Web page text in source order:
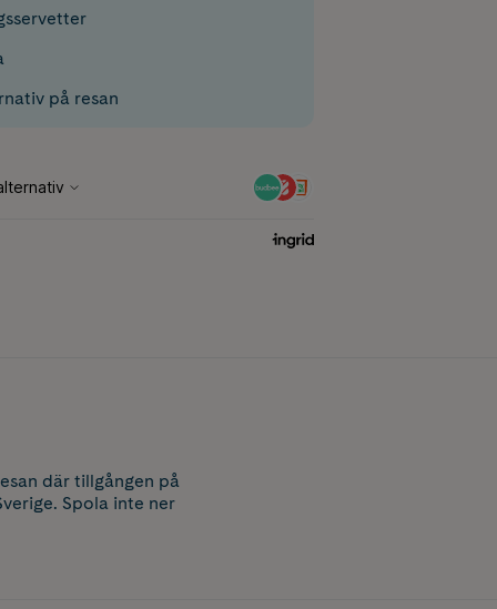
på resan
där tillgången på
Spola inte ner